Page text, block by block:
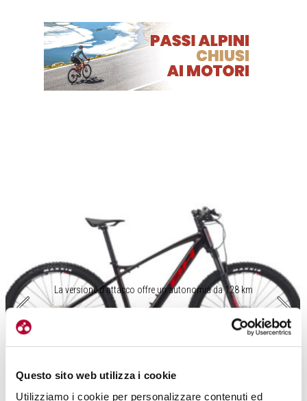
Questo sito web utilizza i cookie
Utilizziamo i cookie per personalizzare contenuti ed
La versione d’attacco offre un autonomia da 128 km